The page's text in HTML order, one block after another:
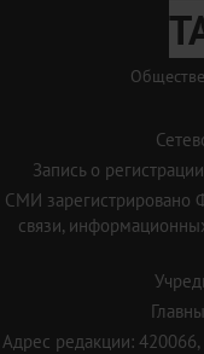
Запись о
СМИ зарегистрировано
связи,
Адрес редакции: 420066,